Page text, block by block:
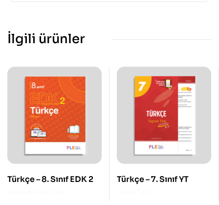
İlgili ürünler
Türkçe – 8. Sınıf EDK 2 Türkçe – 7. Sınıf YT